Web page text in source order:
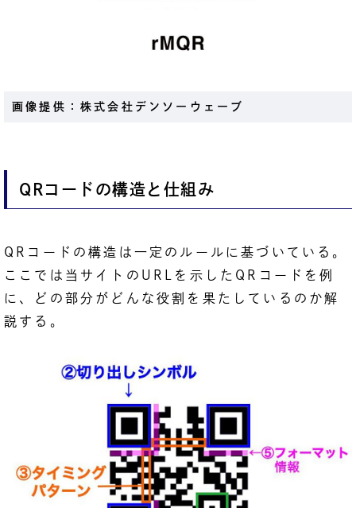
画像提供：株式会社デンソーウェーブ
QRコードの構造と仕組み
QRコードの構造は一定のルールに基づいている。
ここでは当サイトのURLを示したQRコードを例
に、どの部分がどんな役割を果たしているのか解
説する。